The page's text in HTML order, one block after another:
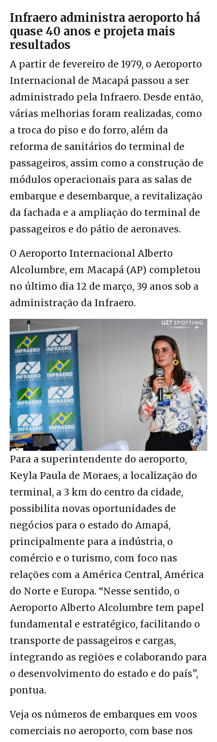
Infraero administra aeroporto há
quase 40 anos e projeta mais
resultados
A partir de fevereiro de 1979, o Aeroporto
Internacional de Macapá passou a ser
administrado pela Infraero. Desde então,
várias melhorias foram realizadas, como
a troca do piso e do forro, além da
reforma de sanitários do terminal de
passageiros, assim como a construção de
módulos operacionais para as salas de
embarque e desembarque, a revitalização
da fachada e a ampliação do terminal de
passageiros e do pátio de aeronaves.
O Aeroporto Internacional Alberto
Alcolumbre, em Macapá (AP) completou
no último dia 12 de março, 39 anos sob a
administração da Infraero.
Para a superintendente do aeroporto,
Keyla Paula de Moraes, a localização do
terminal, a 3 km do centro da cidade,
possibilita novas oportunidades de
negócios para o estado do Amapá,
principalmente para a indústria, o
comércio e o turismo, com foco nas
relações com a América Central, América
do Norte e Europa. “Nesse sentido, o
Aeroporto Alberto Alcolumbre tem papel
fundamental e estratégico, facilitando o
transporte de passageiros e cargas,
integrando as regiões e colaborando para
o desenvolvimento do estado e do país”,
pontua.
Veja os números de embarques em voos
comerciais no aeroporto, com base nos